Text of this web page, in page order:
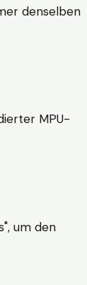
denselben
MPU-
um den